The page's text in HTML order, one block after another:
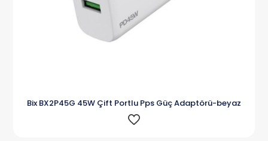
Bix BX2P45G 45W Çift Portlu Pps Güç Adaptörü-beyaz